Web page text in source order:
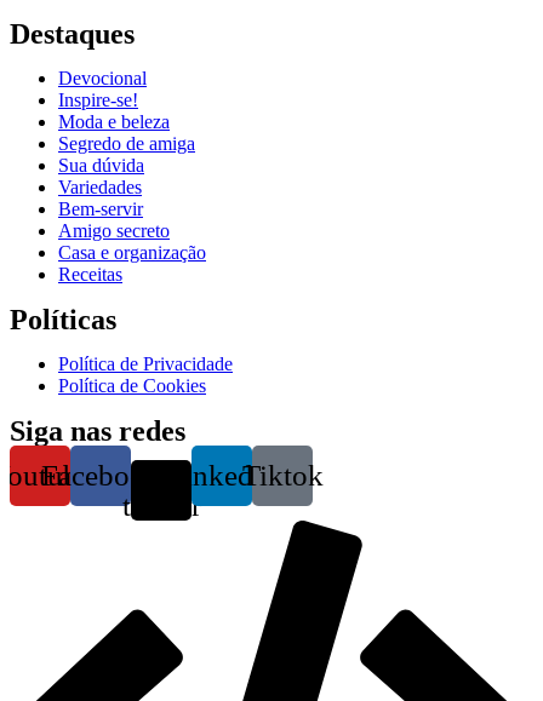
Destaques
Devocional
Inspire-se!
Moda e beleza
Segredo de amiga
Sua dúvida
Variedades
Bem-servir
Amigo secreto
Casa e organização
Receitas
Políticas
Política de Privacidade
Política de Cookies
Siga nas redes
Facebook
twitter
LinkedinTiktok